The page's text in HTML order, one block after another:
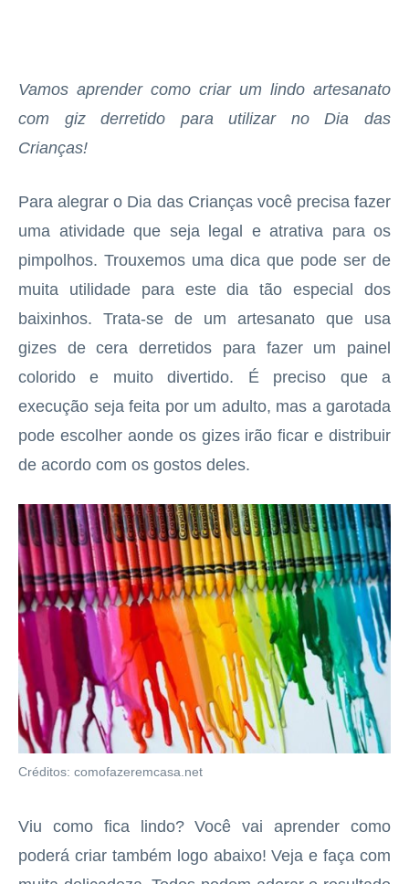
Vamos aprender como criar um lindo artesanato
com giz derretido para utilizar no Dia das
Crianças!
Para alegrar o Dia das Crianças você precisa fazer
uma atividade que seja legal e atrativa para os
pimpolhos. Trouxemos uma dica que pode ser de
muita utilidade para este dia tão especial dos
baixinhos. Trata-se de um artesanato que usa
gizes de cera derretidos para fazer um painel
colorido e muito divertido. É preciso que a
execução seja feita por um adulto, mas a garotada
pode escolher aonde os gizes irão ficar e distribuir
de acordo com os gostos deles.
Créditos: comofazeremcasa.net
Viu como fica lindo? Você vai aprender como
poderá criar também logo abaixo! Veja e faça com